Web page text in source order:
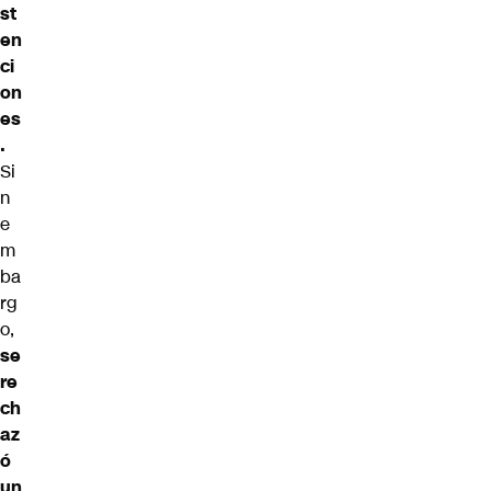
st
en
ci
on
es
.
Si
n
e
m
ba
rg
o,
se
re
ch
az
ó